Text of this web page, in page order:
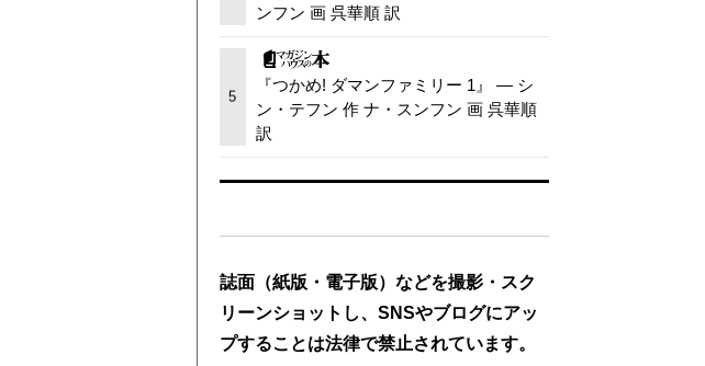
ンフン 画 呉華順 訳
5
『つかめ! ダマンファミリー 1』 — シ
ン・テフン 作 ナ・スンフン 画 呉華順
訳
誌面（紙版・電子版）などを撮影・スク
リーンショットし、SNSやブログにアッ
プすることは法律で禁止されています。